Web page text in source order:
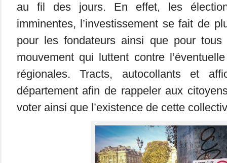
au fil des jours. En effet, les
imminentes, l’investissement se fait de
pour les fondateurs ainsi que pour
mouvement qui luttent contre
régionales. Tracts, autocollants et
département afin de rappeler aux
voter ainsi que l’existence de cette